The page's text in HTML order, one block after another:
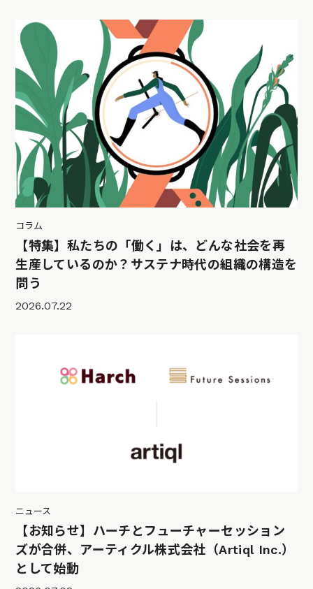
コラム
【特集】私たちの「働く」は、どんな社会を再
生産しているのか？サステナ時代の組織の構造を
問う
2026.07.22
ニュース
【お知らせ】ハーチとフューチャーセッション
ズが合併、アーティクル株式会社（Artiql Inc.）
として始動